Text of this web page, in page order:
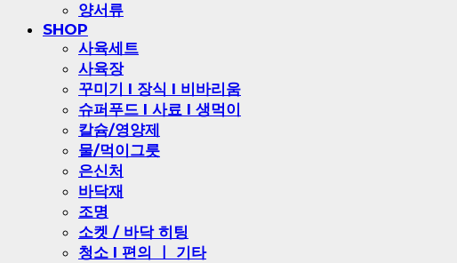
양서류
SHOP
사육세트
사육장
꾸미기 l 장식 l 비바리움
슈퍼푸드 l 사료 l 생먹이
칼슘/영양제
물/먹이그릇
은신처
바닥재
조명
소켓 / 바닥 히팅
청소 l 편의 ㅣ 기타